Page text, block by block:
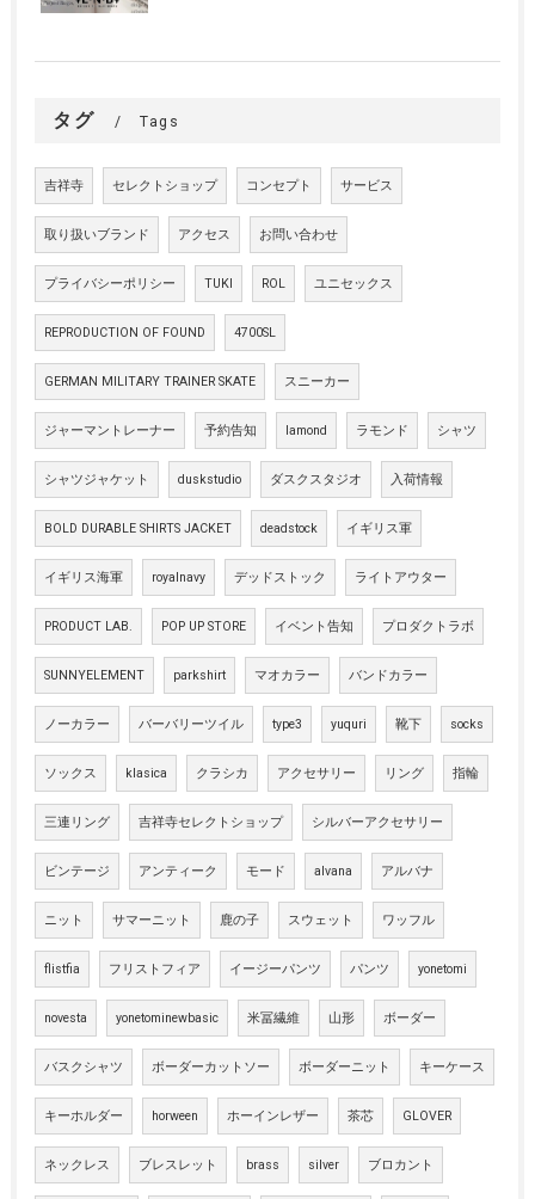
タグ Tags
吉祥寺 セレクトショップ コンセプト サービス
取り扱いブランド アクセス お問い合わせ
プライバシーポリシー TUKI ROL ユニセックス
REPRODUCTION OF FOUND 4700SL
GERMAN MILITARY TRAINER SKATE スニーカー
ジャーマントレーナー 予約告知 lamond ラモンド シャツ
シャツジャケット duskstudio ダスクスタジオ 入荷情報
BOLD DURABLE SHIRTS JACKET deadstock イギリス軍
イギリス海軍 royalnavy デッドストック ライトアウター
PRODUCT LAB. POP UP STORE イベント告知 プロダクトラボ
SUNNYELEMENT parkshirt マオカラー バンドカラー
ノーカラー バーバリーツイル type3 yuquri 靴下 socks
ソックス klasica クラシカ アクセサリー リング 指輪
三連リング 吉祥寺セレクトショップ シルバーアクセサリー
ビンテージ アンティーク モード alvana アルバナ
ニット サマーニット 鹿の子 スウェット ワッフル
flistfia フリストフィア イージーパンツ パンツ yonetomi
novesta yonetominewbasic 米冨繊維 山形 ボーダー
バスクシャツ ボーダーカットソー ボーダーニット キーケース
キーホルダー horween ホーインレザー 茶芯 GLOVER
ネックレス ブレスレット brass silver ブロカント